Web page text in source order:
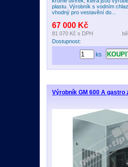
plastu. Výrobník s vodním
vhodný pro vestavění do...
67 000 Kč
81 070 Kč s DPH
Dostupnost:
ks
Výrobník GM 600 A gastro